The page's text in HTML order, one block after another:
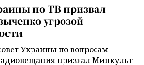
по ТВ призвал
угрозой
Украины по вопросам
призвал Минкульт